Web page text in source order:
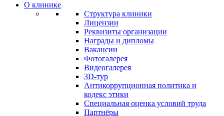
О клинике
Структура клиники
Лицензии
Реквизиты организации
Награды и дипломы
Вакансии
Фотогалерея
Видеогалерея
3D-тур
Антикоррупционная политика и
кодекс этики
Специальная оценка условий труда
Партнёры